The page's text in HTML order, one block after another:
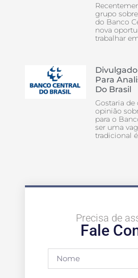
grupo
do Banco
nova
trabalhar
Para
Do Brasil
Gostaria
opinião
para o
ser uma
tradicional
Precisa de
Fale